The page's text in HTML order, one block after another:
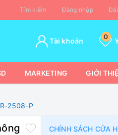
Tìm kiếm Đăng nhập
0
Tài khoản
MARKETING GIỚI
2508-P
CHÍNH SÁCH CỬA